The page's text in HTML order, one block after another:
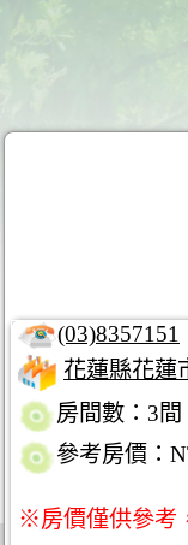
(03)8357151
花蓮縣花蓮
房間數：3間
參考房價：
※房價僅供參考